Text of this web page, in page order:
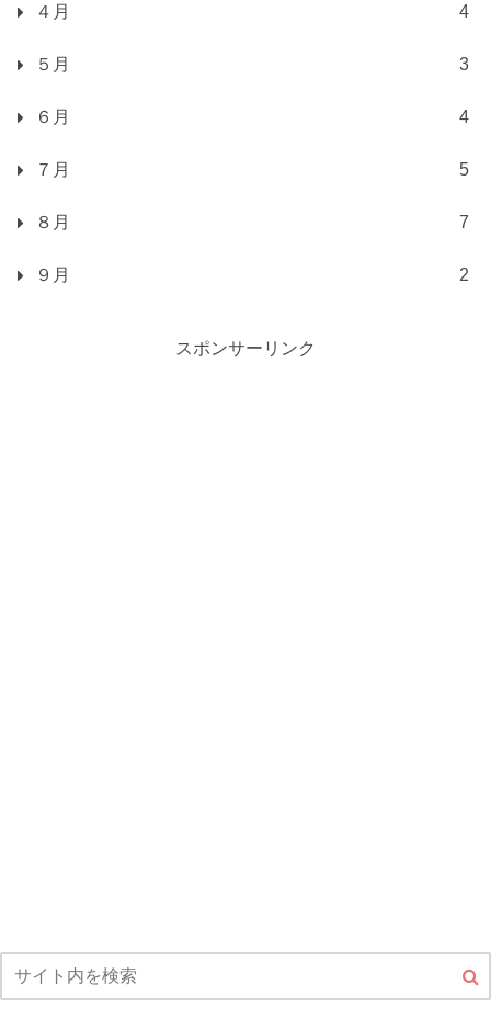
４月 4
５月 3
６月 4
７月 5
８月 7
９月 2
スポンサーリンク